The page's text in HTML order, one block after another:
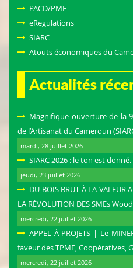
PACD/PME
eRegulations
SIARC
Atouts économiques du
Actualités
Magnifique ouverture de la
de l’Artisanat du Cameroun
mardi, 28 juillet 2026
SIARC 2026 : le ton est donné.
jeudi, 23 juillet 2026
DU BOIS BRUT À LA VALEUR
LA RÉVOLUTION DES SMEs
mercredi, 22 juillet 2026
APPEL À PROJETS | Le
faveur des TPME, Coopératives,
mercredi, 22 juillet 2026